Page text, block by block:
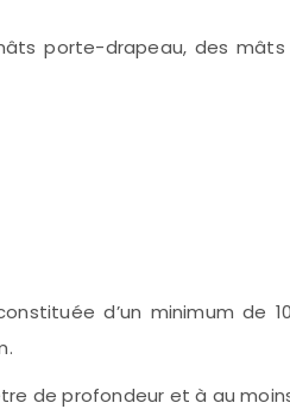
porte-drapeau, des
d’un minimum de
de profondeur et à au